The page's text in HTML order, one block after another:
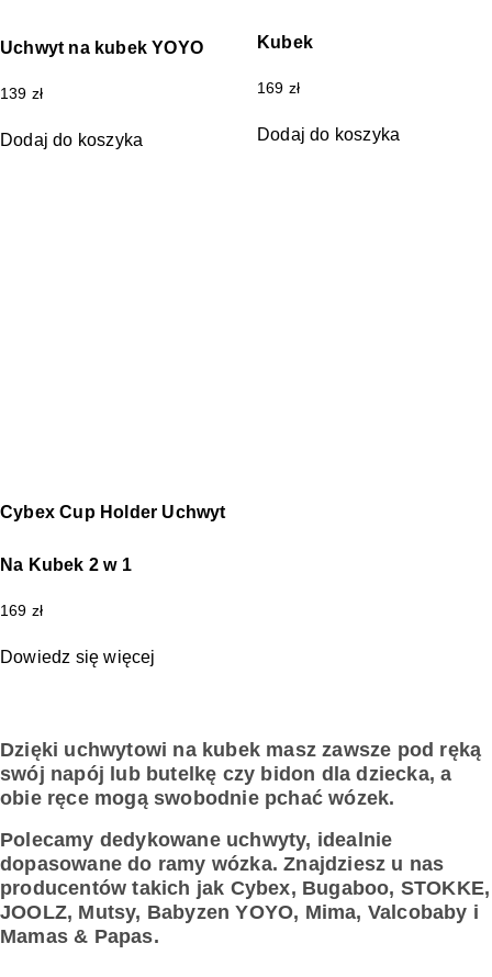
Uchwyt na kubek YOYO
139 zł
Dodaj do koszyka
Kubek
169 zł
Dodaj do koszyka
Cybex Cup Holder Uchwyt
Na Kubek 2 w 1
169 zł
Dowiedz się więcej
Dzięki uchwytowi na kubek masz zawsze pod ręką
swój napój lub butelkę czy bidon dla dziecka, a
obie ręce mogą swobodnie pchać wózek.
Polecamy dedykowane uchwyty, idealnie
dopasowane do ramy wózka. Znajdziesz u nas
producentów takich jak Cybex, Bugaboo, STOKKE,
JOOLZ, Mutsy, Babyzen YOYO, Mima, Valcobaby i
Mamas & Papas.